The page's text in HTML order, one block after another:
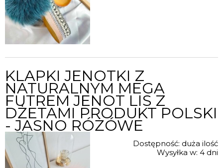
KLAPKI JENOTKI Z
NATURALNYM MEGA
FUTREM JENOT LIS Z
DŻETAMI PRODUKT POLSKI
- JASNO RÓŻÓWE
Dostępność: duża ilość
Wysyłka w: 4 dni